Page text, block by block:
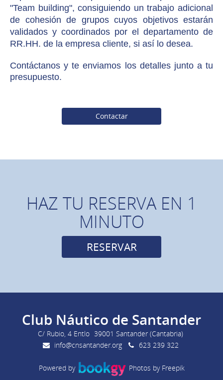
"Team building", consiguiendo un trabajo adicional
de cohesión de grupos cuyos objetivos estarán
validados y coordinados por el departamento de
RR.HH. de la empresa cliente, si así lo desea.
Contáctanos y te enviamos los detalles junto a tu
presupuesto.
Contactar
HAZ TU RESERVA EN 1
MINUTO
RESERVAR
Club Náutico de Santander
C/ Rubio, 4 Entlo 39001 Santander (Cantabria)
info@cnsantander.org
623 239 322
Powered by
Photos by Freepik